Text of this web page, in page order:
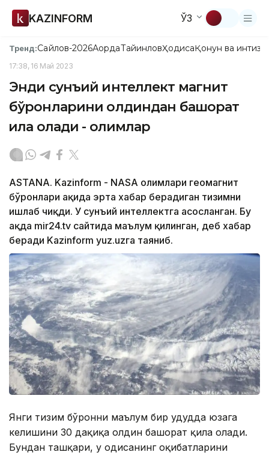
KAZINFORM ЎЗ
Тренд:Сайлов-2026АқордаТайинловҲодисаҚонун ва
17:38, 16 Май 2023
Энди сунъий интеллект магнит
бўронларини олдиндан башорат
қила олади - олимлар
ASTANA. Kazinform - NASA олимлари геомагнит
бўронлари ҳақида эрта хабар берадиган тизимни
ишлаб чиқди. У сунъий интеллектга асосланган. Бу
ҳақда mir24.tv сайтида маълум қилинган, деб хабар
беради Kazinform yuz.uzга таяниб.
Янги тизим бўронни маълум бир ҳудудда юзага
келишини 30 дақиқа олдин башорат қила олади.
Бундан ташқари, у ҳодисанинг оқибатларини